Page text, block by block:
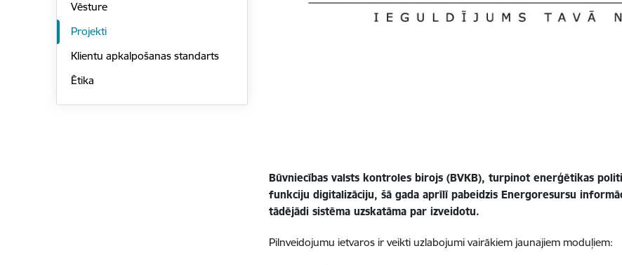
Vēsture
Projekti
Klientu apkalpošanas standarts
Ētika
Būvniecības valsts kontroles birojs (BVKB), turpinot enerģētikas
funkciju digitalizāciju, šā gada aprīlī pabeidzis Energoresursu
tādējādi sistēma uzskatāma par izveidotu.
Pilnveidojumu ietvaros ir veikti uzlabojumi vairākiem jaunajiem moduļiem: